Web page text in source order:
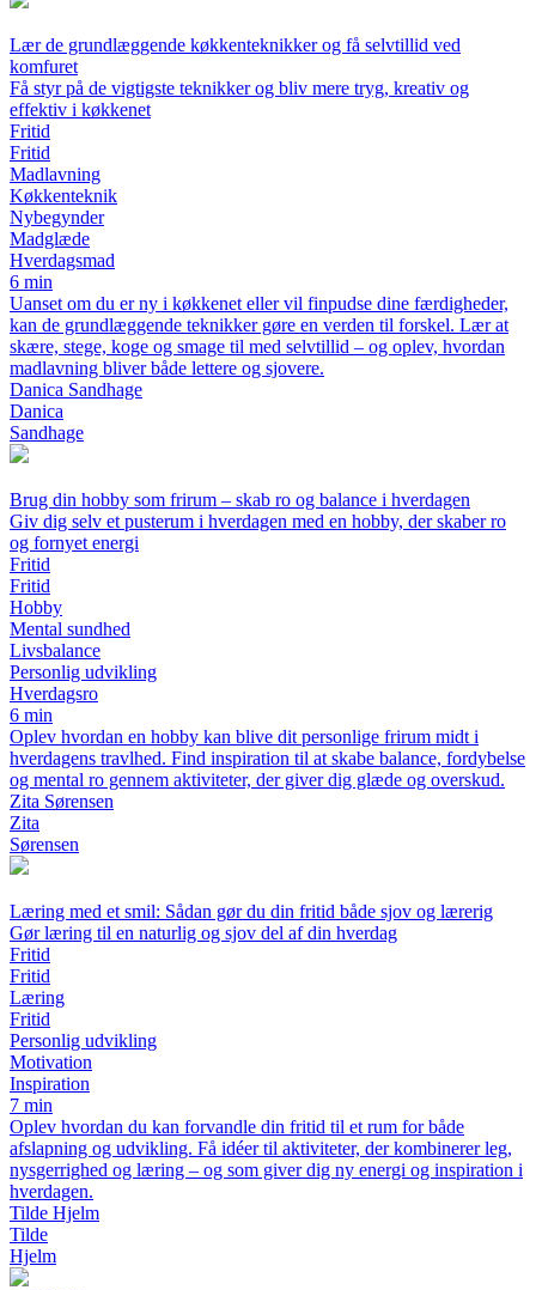
Lær de grundlæggende køkkenteknikker og få selvtillid ved
komfuret
Få styr på de vigtigste teknikker og bliv mere tryg, kreativ og
effektiv i køkkenet
Fritid
Fritid
Madlavning
Køkkenteknik
Nybegynder
Madglæde
Hverdagsmad
6 min
Uanset om du er ny i køkkenet eller vil finpudse dine færdigheder,
kan de grundlæggende teknikker gøre en verden til forskel. Lær at
skære, stege, koge og smage til med selvtillid – og oplev, hvordan
madlavning bliver både lettere og sjovere.
Danica Sandhage
Danica
Sandhage
Brug din hobby som frirum – skab ro og balance i hverdagen
Giv dig selv et pusterum i hverdagen med en hobby, der skaber ro
og fornyet energi
Fritid
Fritid
Hobby
Mental sundhed
Livsbalance
Personlig udvikling
Hverdagsro
6 min
Oplev hvordan en hobby kan blive dit personlige frirum midt i
hverdagens travlhed. Find inspiration til at skabe balance, fordybelse
og mental ro gennem aktiviteter, der giver dig glæde og overskud.
Zita Sørensen
Zita
Sørensen
Læring med et smil: Sådan gør du din fritid både sjov og lærerig
Gør læring til en naturlig og sjov del af din hverdag
Fritid
Fritid
Læring
Fritid
Personlig udvikling
Motivation
Inspiration
7 min
Oplev hvordan du kan forvandle din fritid til et rum for både
afslapning og udvikling. Få idéer til aktiviteter, der kombinerer leg,
nysgerrighed og læring – og som giver dig ny energi og inspiration i
hverdagen.
Tilde Hjelm
Tilde
Hjelm